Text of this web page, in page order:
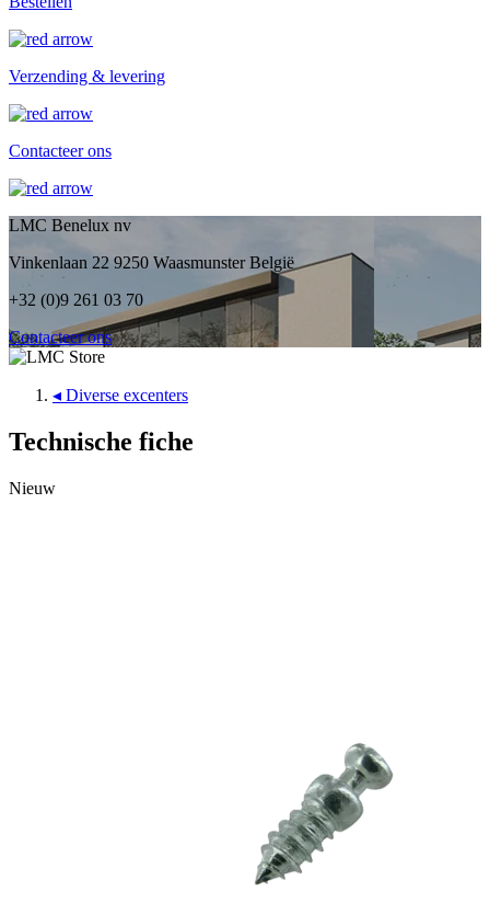
Verzending & levering
Contacteer ons
LMC Benelux nv
Vinkenlaan 22 9250 Waasmunster België
+32 (0)9 261 03 70
Contacteer ons
◂ Diverse excenters
Technische fiche
Nieuw